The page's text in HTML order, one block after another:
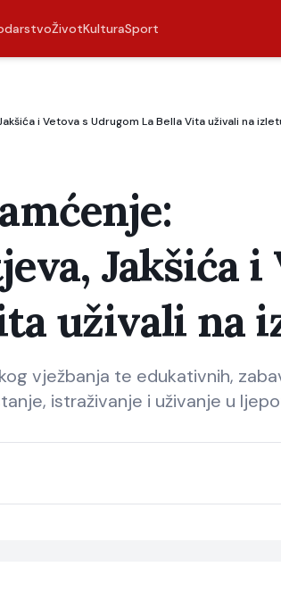
ŽivotKulturaSport
i Vetova s Udrugom La Bella Vita uživali na
Jakšića i
uživali na
vježbanja te edukativnih,
istraživanje i uživanje u